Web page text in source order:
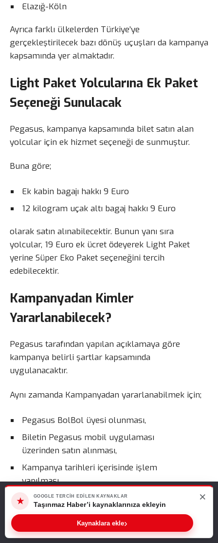
Elazığ-Köln
Ayrıca farklı ülkelerden Türkiye’ye
gerçekleştirilecek bazı dönüş uçuşları da kampanya
kapsamında yer almaktadır.
Light Paket Yolcularına Ek Paket
Seçeneği Sunulacak
Pegasus, kampanya kapsamında bilet satın alan
yolcular için ek hizmet seçeneği de sunmuştur.
Buna göre;
Ek kabin bagajı hakkı 9 Euro
12 kilogram uçak altı bagaj hakkı 9 Euro
olarak satın alınabilecektir. Bunun yanı sıra
yolcular, 19 Euro ek ücret ödeyerek Light Paket
yerine Süper Eko Paket seçeneğini tercih
edebilecektir.
Kampanyadan Kimler
Yararlanabilecek?
Pegasus tarafından yapılan açıklamaya göre
kampanya belirli şartlar kapsamında
uygulanacaktır.
Aynı zamanda Kampanyadan yararlanabilmek için;
Pegasus BolBol üyesi olunması,
Biletin Pegasus mobil uygulaması
üzerinden satın alınması,
Kampanya tarihleri içerisinde işlem
yapılması,
Kampanya kapsamındaki yurt dışı hatlarının
tercih edilmesi
gerekmektedir. Ayrıca kampanya kontenjanla sınırlı
Meteoroloji’den Sağanak ve Fırtına Uyarısı! Bu Hafta Hava Durumu Nasıl Olacak?
Web sitemizde size en iyi deneyimi sunabilmemiz için çerezleri
kullanıyoruz. Bu siteyi kullanmaya devam ederseniz, bunu kabul
ettiğinizi varsayarız.
Tamam
★
GOOGLE TERCIH EDILEN KAYNAKLAR
Taşınmaz Haber’i kaynaklarınıza ekleyin
Kaynaklara ekle›
×